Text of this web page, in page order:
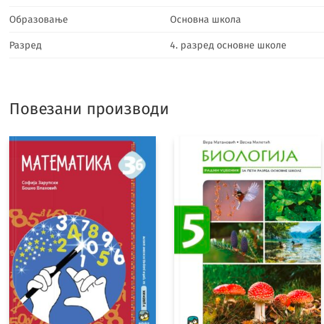
Образовање Основна школа
Разред 4. разред основне школе
Повезани производи